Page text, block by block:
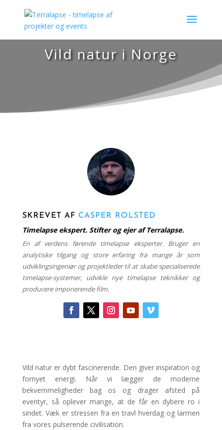
Vild natur i Norge
SKREVET AF CASPER ROLSTED
Timelapse ekspert. Stifter og ejer af Terralapse.
En af verdens førende timelapse eksperter. Bruger en
analytiske tilgang og store erfaring fra mange år som
udviklingsingeniør og projektleder til at skabe specialiserede
timelapse-systemer, udvikle nye timelapse teknikker og
producere imponerende film.
Vild natur er dybt fascinerende. Den giver inspiration og
fornyet energi. Når vi lægger de moderne
bekvemmeligheder bag os og drager afsted på
eventyr, så oplever mange, at de får en dybere ro i
sindet. Væk er stressen fra en travl hverdag og larmen
fra vores pulserende civilisation.